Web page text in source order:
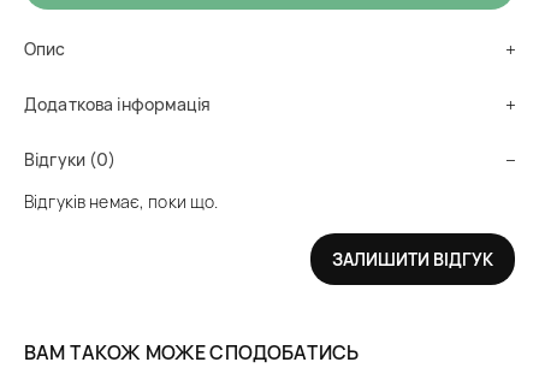
Опис
Додаткова інформація
Відгуки (0)
Відгуків немає, поки що.
ЗАЛИШИТИ ВІДГУК
ВАМ ТАКОЖ МОЖЕ СПОДОБАТИСЬ